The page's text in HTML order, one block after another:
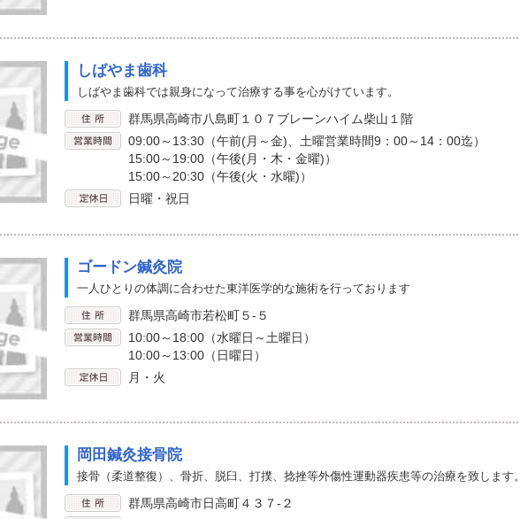
しばやま歯科
しばやま歯科では親身になって治療する事を心がけています。
群馬県高崎市八島町１０７ブレーンハイム柴山１階
09:00～13:30（午前(月～金)、土曜営業時間9：00～14：00迄）
15:00～19:00（午後(月・木・金曜)）
15:00～20:30（午後(火・水曜)）
日曜・祝日
ゴードン鍼灸院
一人ひとりの体調に合わせた東洋医学的な施術を行っております
群馬県高崎市若松町５-５
10:00～18:00（水曜日～土曜日）
10:00～13:00（日曜日）
月・火
岡田鍼灸接骨院
接骨（柔道整復）、骨折、脱臼、打撲、捻挫等外傷性運動器疾患等の治療を致します。
群馬県高崎市日高町４３７-２